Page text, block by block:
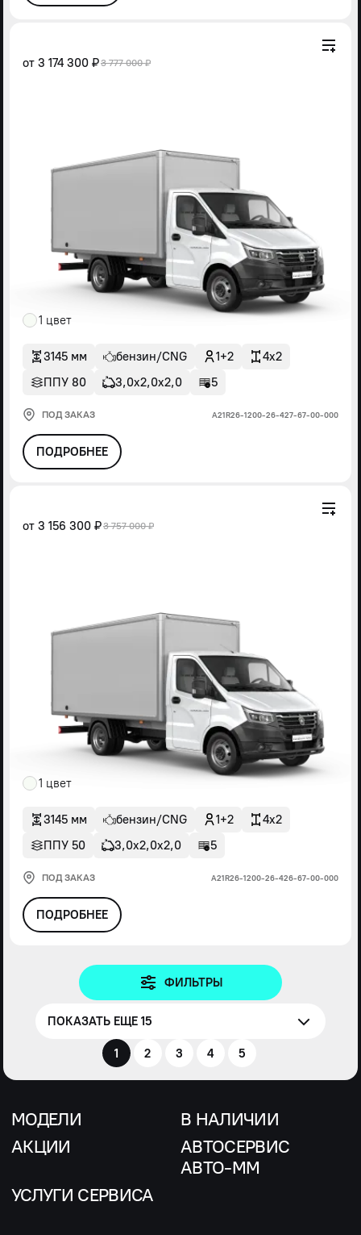
от 3 174 300 ₽3 777 000 ₽
1 цвет
3145 мм бензин/CNG 1+2
4x2
ППУ 80
3,0х2,0х2,0 5
ПОД ЗАКАЗ А21R26-1200-26-427-67-00-000
ПОДРОБНЕЕ
от 3 156 300 ₽3 757 000 ₽
1 цвет
3145 мм бензин/CNG 1+2
4x2
ППУ 50
3,0х2,0х2,0 5
ПОД ЗАКАЗ А21R26-1200-26-426-67-00-000
ПОДРОБНЕЕ
ФИЛЬТРЫ
ПОКАЗАТЬ ЕЩЕ 15
1 2 3 4 5
МОДЕЛИ
В НАЛИЧИИ
АКЦИИ
АВТОСЕРВИС
АВТО-ММ
УСЛУГИ СЕРВИСА